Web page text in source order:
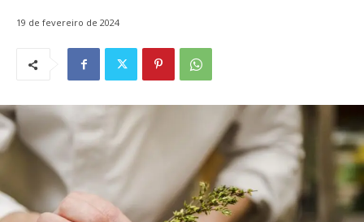
19 de fevereiro de 2024